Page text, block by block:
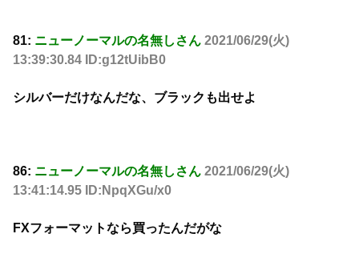
81: ニューノーマルの名無しさん 2021/06/29(火)
13:39:30.84 ID:g12tUibB0
シルバーだけなんだな、ブラックも出せよ
86: ニューノーマルの名無しさん 2021/06/29(火)
13:41:14.95 ID:NpqXGu/x0
FXフォーマットなら買ったんだがな